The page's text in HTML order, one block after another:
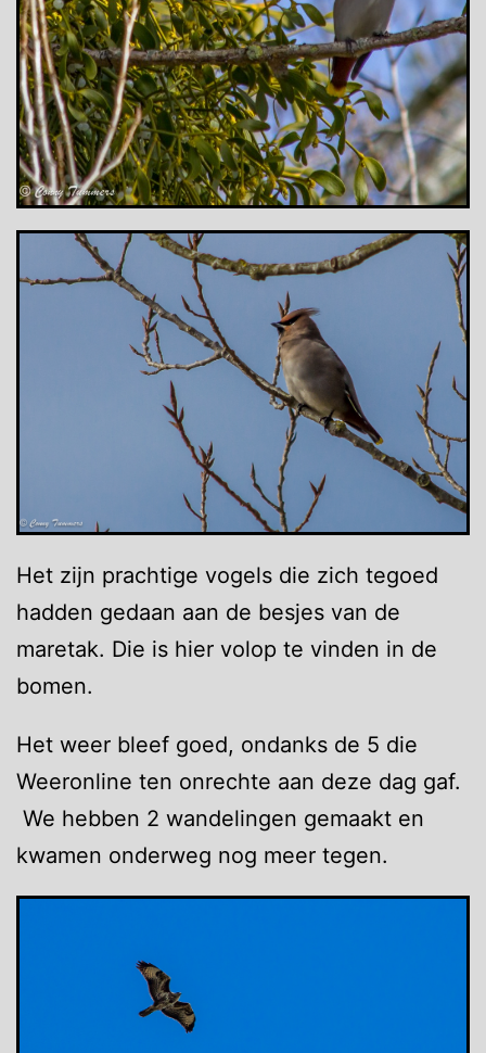
Het zijn prachtige vogels die zich tegoed
hadden gedaan aan de besjes van de
maretak. Die is hier volop te vinden in de
bomen.
Het weer bleef goed, ondanks de 5 die
Weeronline ten onrechte aan deze dag gaf.
We hebben 2 wandelingen gemaakt en
kwamen onderweg nog meer tegen.